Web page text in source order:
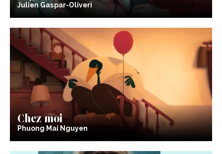
Julien Gaspar-Oliveri
Chez moi
Phuong Mai Nguyen